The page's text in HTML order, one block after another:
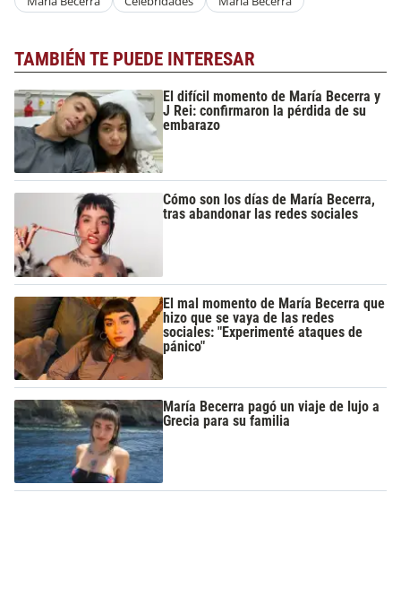
TAMBIÉN TE PUEDE INTERESAR
El difícil momento de María Becerra y
J Rei: confirmaron la pérdida de su
embarazo
Cómo son los días de María Becerra,
tras abandonar las redes sociales
El mal momento de María Becerra que
hizo que se vaya de las redes
sociales: "Experimenté ataques de
pánico"
María Becerra pagó un viaje de lujo a
Grecia para su familia